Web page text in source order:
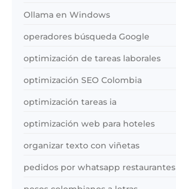
Ollama en Windows
operadores búsqueda Google
optimización de tareas laborales
optimización SEO Colombia
optimización tareas ia
optimización web para hoteles
organizar texto con viñetas
pedidos por whatsapp restaurantes